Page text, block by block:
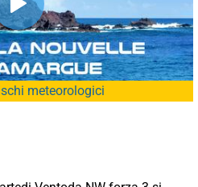
meteorologici